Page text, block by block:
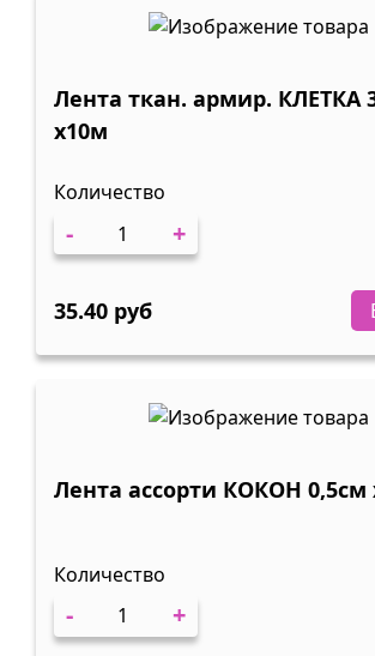
Лента ткан. армир. КЛЕТКА
х10м
Количество
- +
35.40 руб
Лента ассорти КОКОН 0,5см
Количество
- +